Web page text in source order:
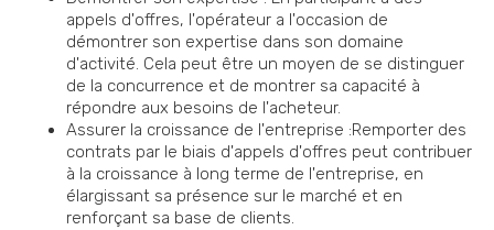
appels d'offres, l'opérateur a l'occasion de
démontrer son expertise dans son domaine
d'activité. Cela peut être un moyen de se distinguer
de la concurrence et de montrer sa capacité à
répondre aux besoins de l'acheteur.
Assurer la croissance de l'entreprise :Remporter des
contrats par le biais d'appels d'offres peut contribuer
à la croissance à long terme de l'entreprise, en
élargissant sa présence sur le marché et en
renforçant sa base de clients.